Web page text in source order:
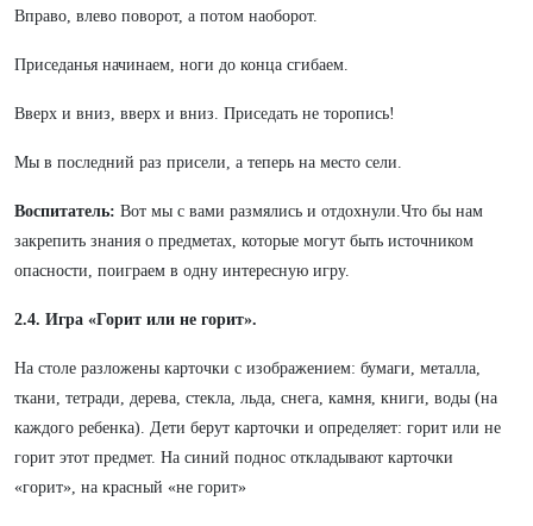
Вправо, влево поворот, а потом наоборот.
Приседанья начинаем, ноги до конца сгибаем.
Вверх и вниз, вверх и вниз. Приседать не торопись!
Мы в последний раз присели, а теперь на место сели.
Воспитатель: Вот мы с вами размялись и отдохнули.Что бы нам
закрепить знания о предметах, которые могут быть источником
опасности, поиграем в одну интересную игру.
2.4. Игра «Горит или не горит».
На столе разложены карточки с изображением: бумаги, металла,
ткани, тетради, дерева, стекла, льда, снега, камня, книги, воды (на
каждого ребенка). Дети берут карточки и определяет: горит или не
горит этот предмет. На синий поднос откладывают карточки
«горит», на красный «не горит»